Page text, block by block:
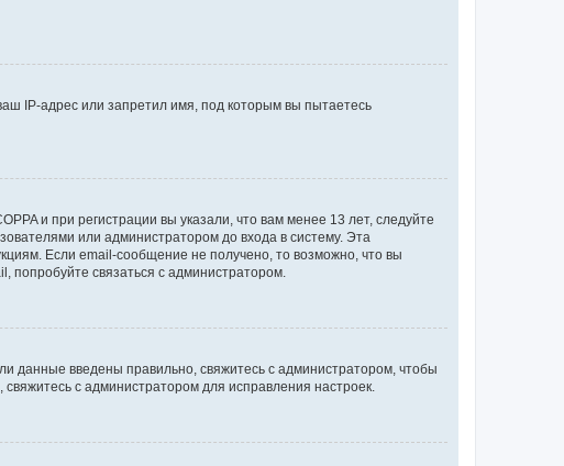
IP-адрес или запретил имя, под которым вы пытаетесь
и при регистрации вы указали, что вам менее 13 лет, следуйте
или администратором до входа в систему. Эта
Если email-сообщение не получено, то возможно, что вы
попробуйте связаться с администратором.
данные введены правильно, свяжитесь с администратором, чтобы
с администратором для исправления настроек.